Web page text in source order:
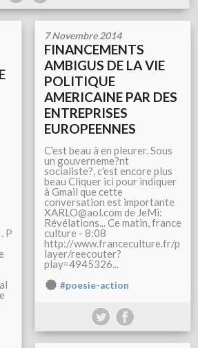
P
7 Novembre 2014
FINANCEMENTS
AMBIGUS DE LA VIE
POLITIQUE
AMERICAINE PAR DES
ENTREPRISES
EUROPEENNES
C'est beau à en pleurer. Sous
un gouverneme?nt
socialiste?, c'est encore plus
beau Cliquer ici pour indiquer
à Gmail que cette
conversation est importante
XARLO@aol.com de JeMi:
Révélations... Ce matin, france
culture - 8:08
http://www.franceculture.fr/p
layer/reecouter?
play=4945326...
#poesie-action